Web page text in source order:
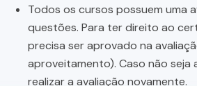
Todos os cursos possuem uma
questões. Para ter direito ao
precisa ser aprovado na
aproveitamento). Caso não seja
realizar a avaliação novamente.